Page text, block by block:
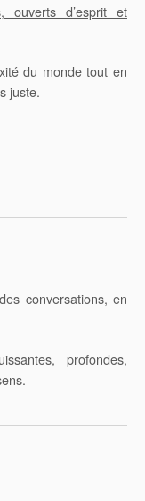
ouverts d’esprit et
du monde tout en
juste.
conversations, en
profondes,